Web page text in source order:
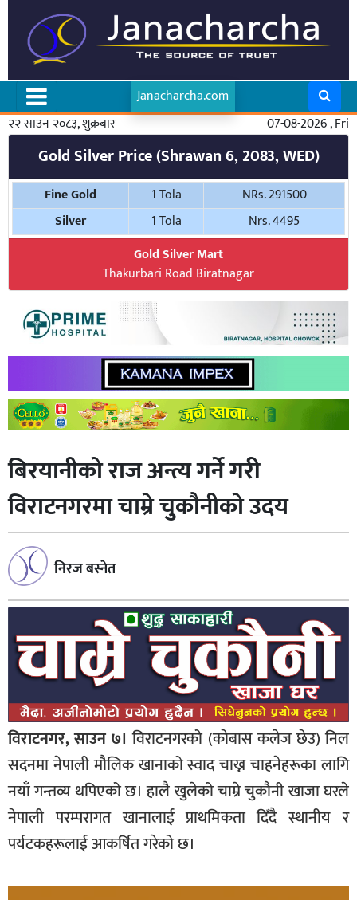
Janacharcha.com
२२ साउन २०८३, शुक्रबार
07-08-2026 , Fri
Gold Silver Price (Shrawan 6, 2083, WED)
Fine Gold 1 Tola
NRs. 291500
Silver
1 Tola
Nrs. 4495
Gold Silver Mart
Thakurbari Road Biratnagar
बिरयानीको राज अन्त्य गर्ने गरी
विराटनगरमा चाम्रे चुकौनीकाे उदय
निरज बस्नेत
विराटनगर, साउन ७। विराटनगरको (काेबास कलेज छेउ) निल
सदनमा नेपाली मौलिक खानाको स्वाद चाख्न चाहनेहरूका लागि
नयाँ गन्तव्य थपिएको छ। हालै खुलेको चाम्रे चुकौनी खाजा घरले
नेपाली परम्परागत खानालाई प्राथमिकता दिँदै स्थानीय र
पर्यटकहरूलाई आकर्षित गरेको छ।